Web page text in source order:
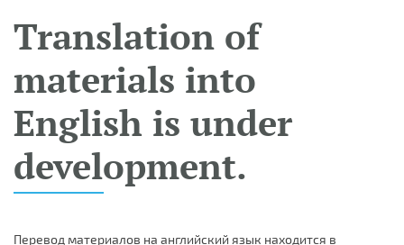
Translation of
materials into
English is under
development.
Перевод материалов на английский язык находится в